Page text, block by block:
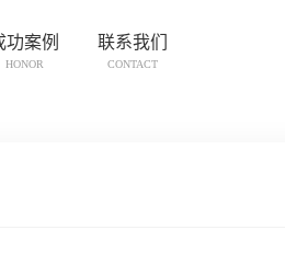
功案例
HONOR
联系我们
CONTACT